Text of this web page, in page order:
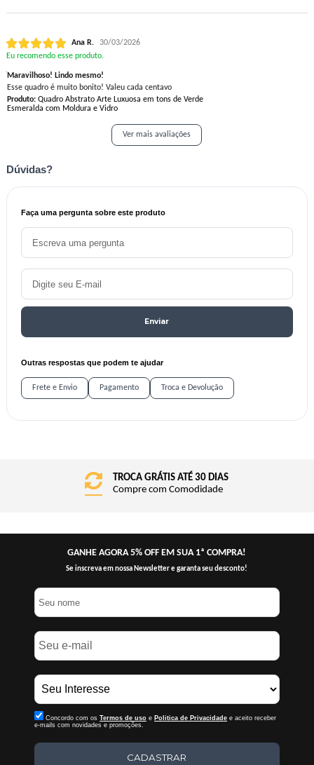
Ana R.
30/03/2026
Eu recomendo esse produto.
Maravilhoso! Lindo mesmo!
Esse quadro é muito bonito! Valeu cada centavo
Produto:Quadro Abstrato Arte Luxuosa em tons de Verde
Esmeralda com Moldura e Vidro
Ver mais avaliações
Dúvidas?
Faça uma pergunta sobre este produto
Enviar
Outras respostas que podem te ajudar
Frete e Envio Pagamento Troca e Devolução
FRETE GRÁTIS BRASIL
Consulte o Regulamento
GANHE AGORA 5% OFF EM SUA 1ª COMPRA!
Se inscreva em nossa Newsletter e garanta seu desconto!
Concordo com os Termos de uso e Politica de Privacidadee aceito receber
e-mails com novidades e promoções.
CADASTRAR